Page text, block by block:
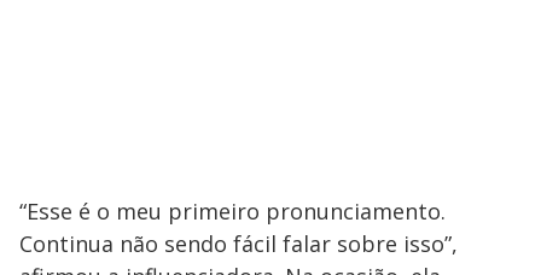
“Esse é o meu primeiro pronunciamento.
Continua não sendo fácil falar sobre isso”,